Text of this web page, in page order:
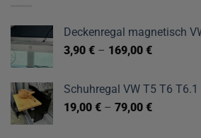
Deckenregal magnetisch
3,90 € – 169,00 €
Schuhregal VW T5 T6 T6.1
19,00 € – 79,00 €